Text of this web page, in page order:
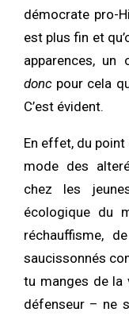
démocrate pro-
est plus fin et
apparences,
donc pour cela
C’est évident.
En effet, du
mode des
chez les
écologique du
réchauffisme,
saucissonnés
tu manges de la
défenseur – ne